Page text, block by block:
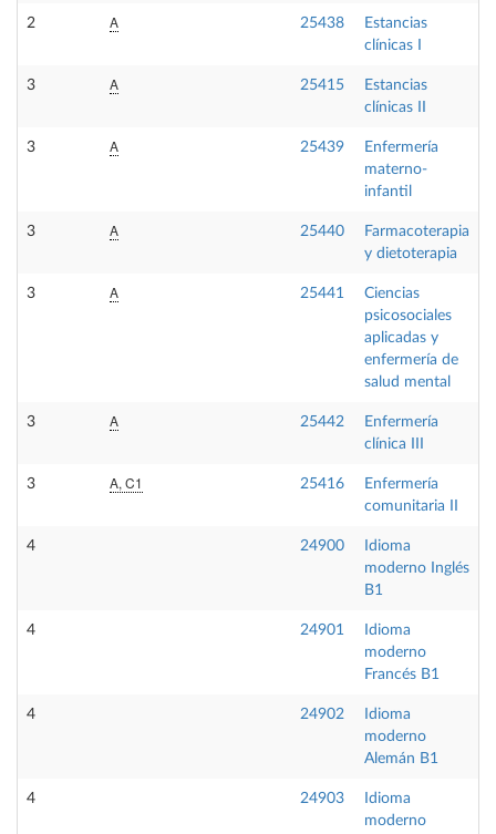
2 A 25438
Estancias
clínicas I
3 A 25415
Estancias
clínicas II
3 A 25439
Enfermería
materno-
infantil
3 A 25440
Farmacoterapia
y dietoterapia
3 A 25441
Ciencias
psicosociales
aplicadas y
enfermería de
salud mental
3 A 25442
Enfermería
clínica III
3 A, C1 25416
Enfermería
comunitaria II
4 24900
Idioma
moderno Inglés
B1
4 24901
Idioma
moderno
Francés B1
4 24902
Idioma
moderno
Alemán B1
4 24903
Idioma
moderno